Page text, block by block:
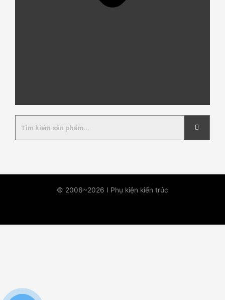
© 2006~2026 I Phụ kiện kiến trúc